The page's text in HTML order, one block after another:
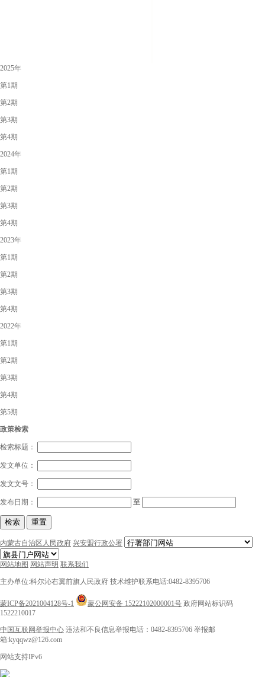
2025年
第1期
第2期
第3期
第4期
2024年
第1期
第2期
第3期
第4期
2023年
第1期
第2期
第3期
第4期
2022年
第1期
第2期
第3期
第4期
第5期
政策检索
检索标题：
发文单位：
发文文号：
发布日期： 至
检索 重置
内蒙古自治区人民政府 兴安盟行政公署
网站地图 网站声明 联系我们
主办单位:科尔沁右翼前旗人民政府 技术维护联系电话:0482-8395706
蒙ICP备2021004128号-1 蒙公网安备 15222102000001号 政府网站标识码
1522210017
中国互联网举报中心 违法和不良信息举报电话：0482-8395706 举报邮
箱:kyqqwz@126.com
网站支持IPv6